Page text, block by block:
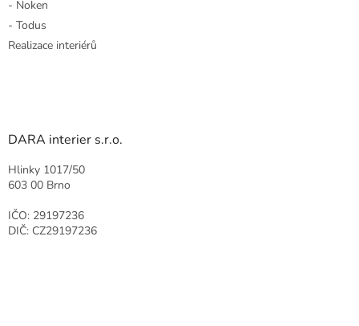
- Noken
- Todus
Realizace interiérů
DARA interier s.r.o.
Hlinky 1017/50
603 00 Brno
IČO: 29197236
DIČ: CZ29197236